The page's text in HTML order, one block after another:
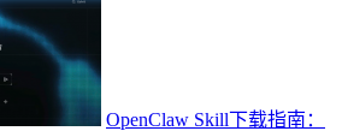
OpenClaw Skill下载指南：